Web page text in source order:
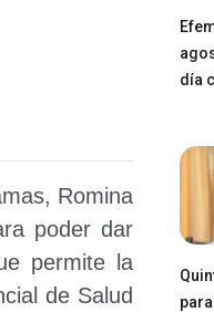
Romina
poder dar
permite la
de Salud
día